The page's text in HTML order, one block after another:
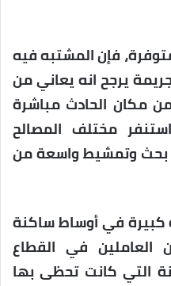
فإن المشتبه فيه
يرجح انه يعاني من
مكان الحادث مباشرة
مختلف المصالح
بحث وتمشيط واسعة من
في أوساط ساكنة
العاملين في القطاع
التي كانت تحظى بها